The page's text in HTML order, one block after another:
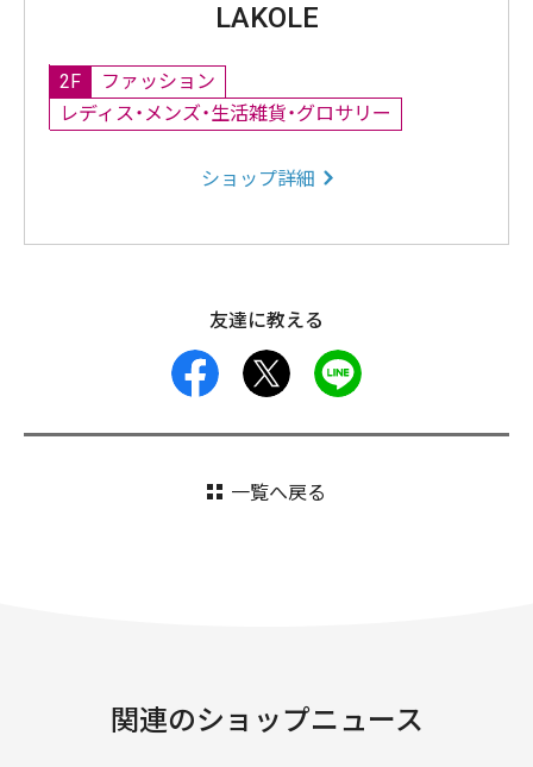
LAKOLE
2F
ファッション
レディス・メンズ・生活雑貨・グロサリー
ショップ詳細
友達に教える
facebook
一覧へ戻る
関連のショップニュース